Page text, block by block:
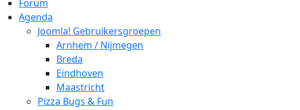
Forum
Agenda
Joomla! Gebruikersgroepen
Arnhem / Nijmegen
Breda
Eindhoven
Maastricht
Pizza Bugs & Fun